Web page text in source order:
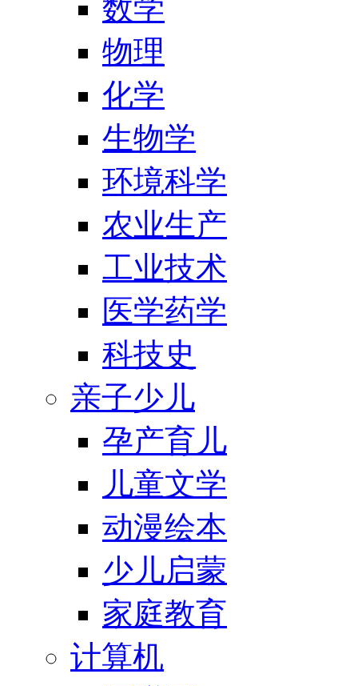
数学
物理
化学
生物学
环境科学
农业生产
工业技术
医学药学
科技史
亲子少儿
孕产育儿
儿童文学
动漫绘本
少儿启蒙
家庭教育
计算机